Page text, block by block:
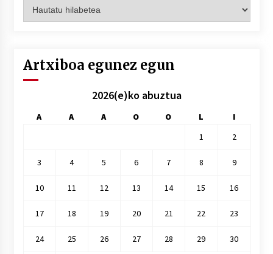
hilez
Artxiboa egunez egun
2026(e)ko abuztua
A A A O O L
I
1
2
3 4 5 6 7 8 9
10 11 12 13 14 15 16
17 18 19 20 21 22 23
24 25 26 27 28 29 30